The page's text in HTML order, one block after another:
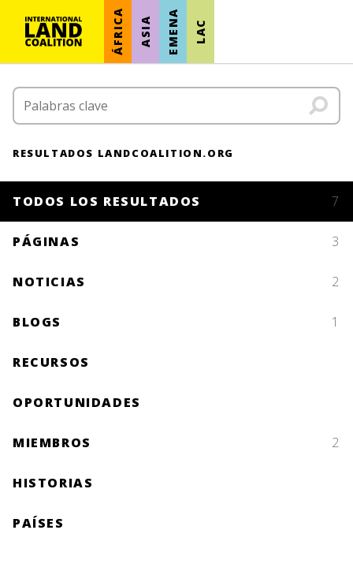
ÁFRICA ASIA EMENA LAC
RESULTADOS LANDCOALITION.ORG
TODOS LOS RESULTADOS 7
PÁGINAS 3
NOTICIAS 2
BLOGS 1
RECURSOS
OPORTUNIDADES
MIEMBROS 2
HISTORIAS
PAÍSES